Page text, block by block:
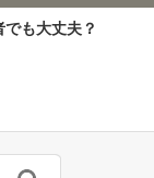
も大丈夫？